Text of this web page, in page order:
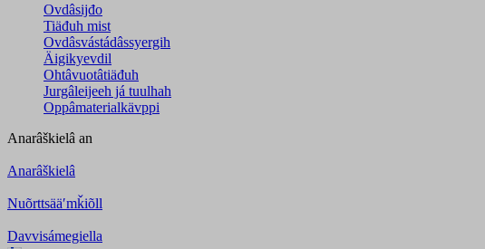
Ovdâsijđo
Tiäđuh mist
Ovdâsvástádâssyergih
Äigikyevdil
Ohtâvuotâtiäđuh
Jurgâleijeeh já tuulhah
Oppâmaterialkävppi
Anarâškielâ an
Anarâškielâ
Nuõrttsääʹmǩiõll
Davvisámegiella